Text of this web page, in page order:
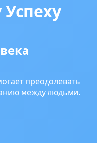
преодолевать
между людьми.